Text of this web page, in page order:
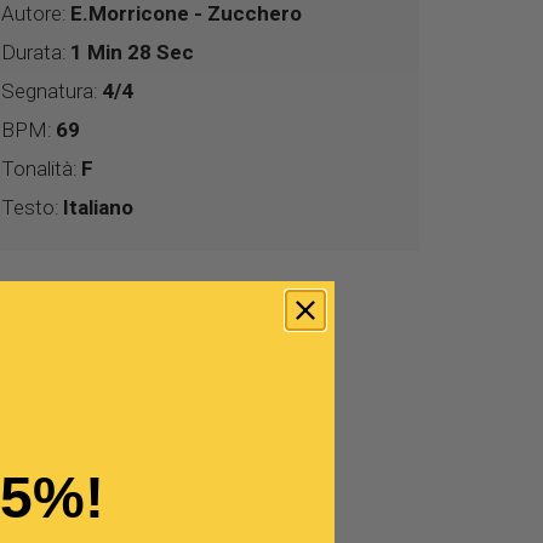
Autore: E.Morricone - Zucchero
Durata: 1 Min 28 Sec
Segnatura: 4/4
BPM: 69
Tonalità: F
Testo: Italiano